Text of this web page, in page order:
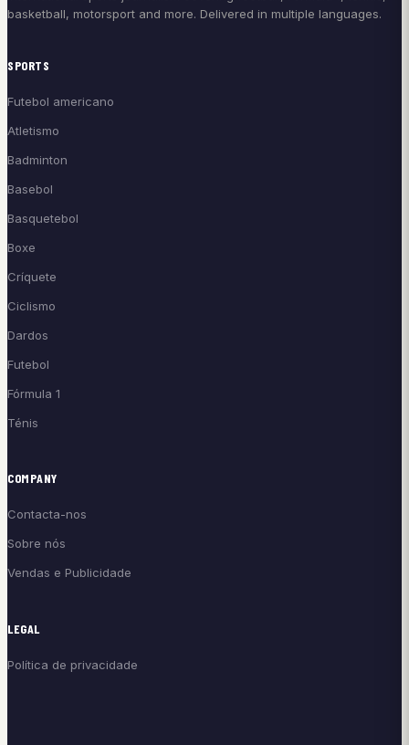
basketball, motorsport and more. Delivered in multiple languages.
SPORTS
Futebol americano
Atletismo
Badminton
Basebol
Basquetebol
Boxe
Críquete
Ciclismo
Dardos
Futebol
Fórmula 1
Ténis
COMPANY
Contacta-nos
Sobre nós
Vendas e Publicidade
LEGAL
Política de privacidade